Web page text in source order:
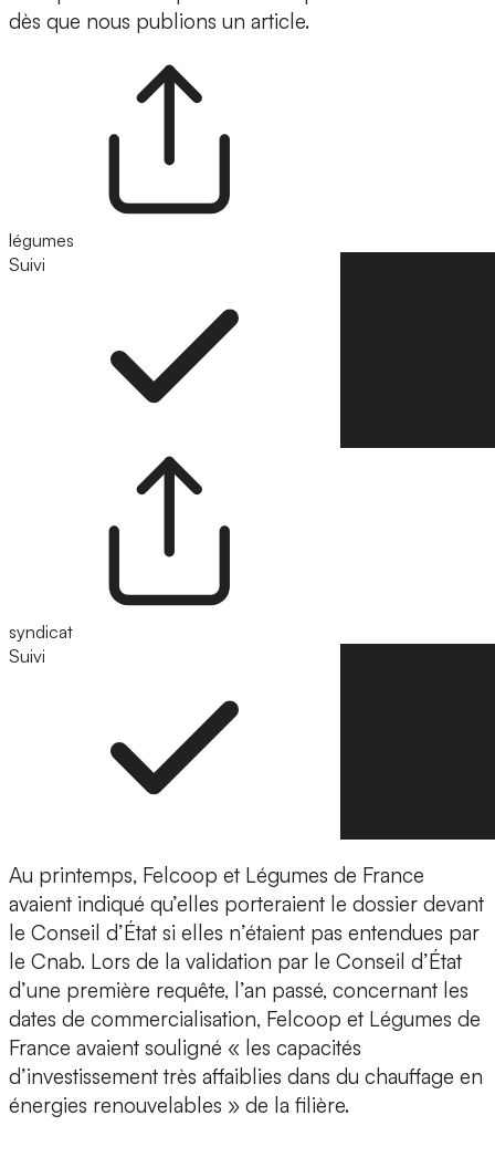
dès que nous publions un article.
légumes
Suivi
syndicat
Suivi
Au printemps, Felcoop et Légumes de France
avaient indiqué qu’elles porteraient le dossier devant
le Conseil d’État si elles n’étaient pas entendues par
le Cnab. Lors de la validation par le Conseil d’État
d’une première requête, l’an passé, concernant les
dates de commercialisation, Felcoop et Légumes de
France avaient souligné « les capacités
d’investissement très affaiblies dans du chauffage en
énergies renouvelables » de la filière.